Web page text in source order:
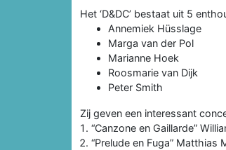
Het ‘D&DC’ bestaat uit 5
Annemiek Hüsslage
Marga van der Pol
Marianne Hoek
Roosmarie van Dijk
Peter Smith
Zij geven een interessant
“Canzone en Gaillarde”
“Prelude en Fuga” Matthias